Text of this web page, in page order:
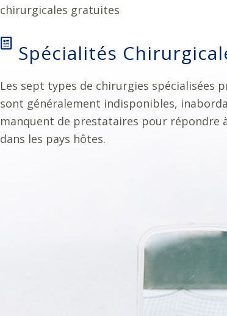
chirurgicales gratuites
Spécialités
Les sept types de chirurgies spécialisées
sont généralement indisponibles,
manquent de prestataires pour répondre
dans les pays hôtes.